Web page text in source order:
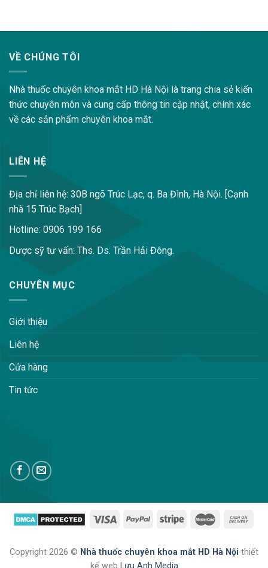
VỀ CHÚNG TÔI
Nhà thuốc chuyên khoa mắt HD Hà Nội là trang chia sẻ kiến
thức chuyên môn và cung cấp thông tin cập nhật, chính xác
về các sản phẩm chuyên khoa mắt.
LIÊN HỆ
Địa chỉ liên hệ: 30B ngõ Trúc Lạc, q. Ba Đình, Hà Nội. [Cạnh
nhà 15 Trúc Bạch]
Hotline: 0906 199 166
Dược sỹ tư vấn: Ths. Ds. Trần Hải Đông.
CHUYÊN MỤC
Giới thiệu
Liên hệ
Cửa hàng
Tin tức
Copyright 2026 © Nhà thuốc chuyên khoa mắt HD Hà Nội thiết
kế web
Lưu Anh Media